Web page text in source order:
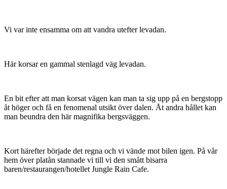
Vi var inte ensamma om att vandra utefter levadan.
Här korsar en gammal stenlagd väg levadan.
En bit efter att man korsat vägen kan man ta sig upp på en bergstopp
åt höger och få en fenomenal utsikt över dalen. Åt andra hållet kan
man beundra den här magnifika bergsväggen.
Kort härefter började det regna och vi vände mot bilen igen. På vår
hem över platån stannade vi till vi den smått bisarra
baren/restaurangen/hotellet Jungle Rain Cafe.